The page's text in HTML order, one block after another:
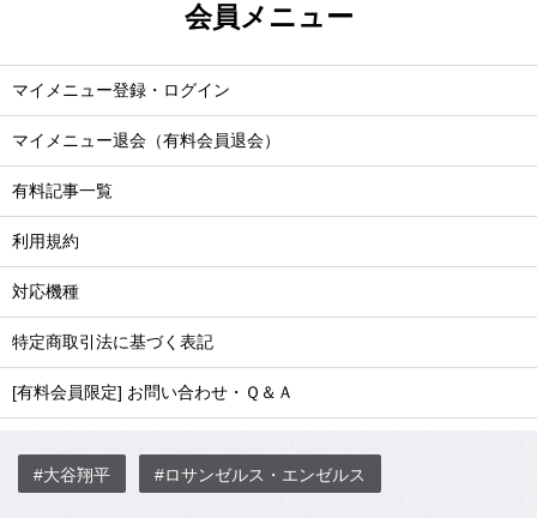
会員メニュー
マイメニュー登録・ログイン
マイメニュー退会（有料会員退会）
有料記事一覧
利用規約
対応機種
特定商取引法に基づく表記
[有料会員限定] お問い合わせ・Ｑ＆Ａ
#大谷翔平 #ロサンゼルス・エンゼルス